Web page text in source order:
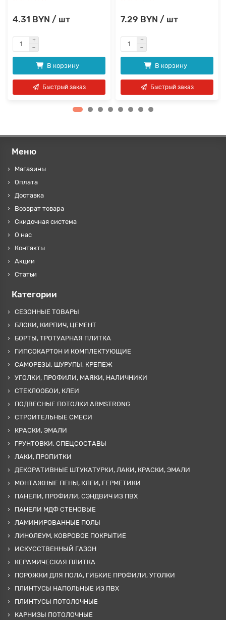
4.31 BYN / шт
В корзину
Быстрый заказ
7.29 BYN / шт
В корзину
Быстрый заказ
Меню
Магазины
Оплата
Доставка
Возврат товара
Скидочная система
О нас
Контакты
Акции
Статьи
Категории
СЕЗОННЫЕ ТОВАРЫ
БЛОКИ, КИРПИЧ, ЦЕМЕНТ
БОРТЫ, ТРОТУАРНАЯ ПЛИТКА
ГИПСОКАРТОН И КОМПЛЕКТУЮЩИЕ
САМОРЕЗЫ, ШУРУПЫ, КРЕПЕЖ
УГОЛКИ, ПРОФИЛИ, МАЯКИ, НАЛИЧНИКИ
СТЕКЛООБОИ, КЛЕИ
ПОДВЕСНЫЕ ПОТОЛКИ ARMSTRONG
СТРОИТЕЛЬНЫЕ СМЕСИ
КРАСКИ, ЭМАЛИ
ГРУНТОВКИ, СПЕЦСОСТАВЫ
ЛАКИ, ПРОПИТКИ
ДЕКОРАТИВНЫЕ ШТУКАТУРКИ, ЛАКИ, КРАСКИ, ЭМАЛИ
МОНТАЖНЫЕ ПЕНЫ, КЛЕИ, ГЕРМЕТИКИ
ПАНЕЛИ, ПРОФИЛИ, СЭНДВИЧ ИЗ ПВХ
ПАНЕЛИ МДФ СТЕНОВЫЕ
ЛАМИНИРОВАННЫЕ ПОЛЫ
ЛИНОЛЕУМ, КОВРОВОЕ ПОКРЫТИЕ
ИСКУССТВЕННЫЙ ГАЗОН
КЕРАМИЧЕСКАЯ ПЛИТКА
ПОРОЖКИ ДЛЯ ПОЛА, ГИБКИЕ ПРОФИЛИ, УГОЛКИ
ПЛИНТУСЫ НАПОЛЬНЫЕ ИЗ ПВХ
ПЛИНТУСЫ ПОТОЛОЧНЫЕ
КАРНИЗЫ ПОТОЛОЧНЫЕ